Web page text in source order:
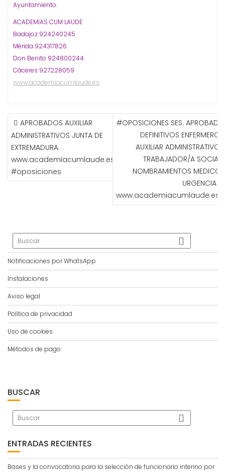
Ayuntamiento.
ACADEMIAS CUM LAUDE
Badajoz 924240245
Mérida 924317826
Don Benito 924800244
Cáceres 927228059
www.academiacumlaude.es
NAVEGACIÓN
DE
ENTRADAS
APROBADOS AUXILIAR
ADMINISTRATIVOS JUNTA DE
EXTREMADURA.
www.academiacumlaude.es
#oposiciones
#OPOSICIONES SES.
DEFINITIVOS ENFERMERO/
AUXILIAR ADMINISTRATIVO/
TRABAJADOR/A SOCIAL,
NOMBRAMIENTOS
URGENCIA
www.academiacumlaude.es
Notificaciones por WhatsApp
Instalaciones
Aviso legal
Política de privacidad
Uso de cookies
Métodos de pago
BUSCAR
ENTRADAS RECIENTES
Bases y la convocatoria para la selección de funcionario interino por